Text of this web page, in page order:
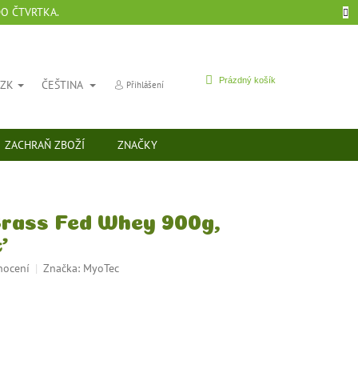
ČTVRTKA.
ČEŠTINA Přihlášení
NÁKUPNÍ
Prázdný košík
ZACHRAŇ ZBOŽÍ ZNAČKY
Fed Whey 900g,
Značka: MyoTec